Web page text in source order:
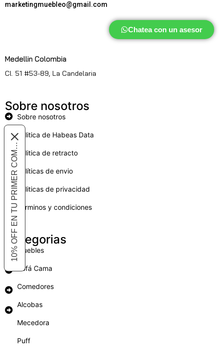
marketingmuebleo@gmail.com
Chatea con un asesor
Medellin Colombia
Cl. 51 #53-89, La Candelaria
Sobre nosotros
Sobre nosotros
Politica de Habeas Data
Politica de retracto
Políticas de envio
Politicas de privacidad
Términos y condiciones
Categorias
Muebles
Sofá Cama
Comedores
Alcobas
Mecedora
Puff
10% OFF EN TU PRIMER COMPRA